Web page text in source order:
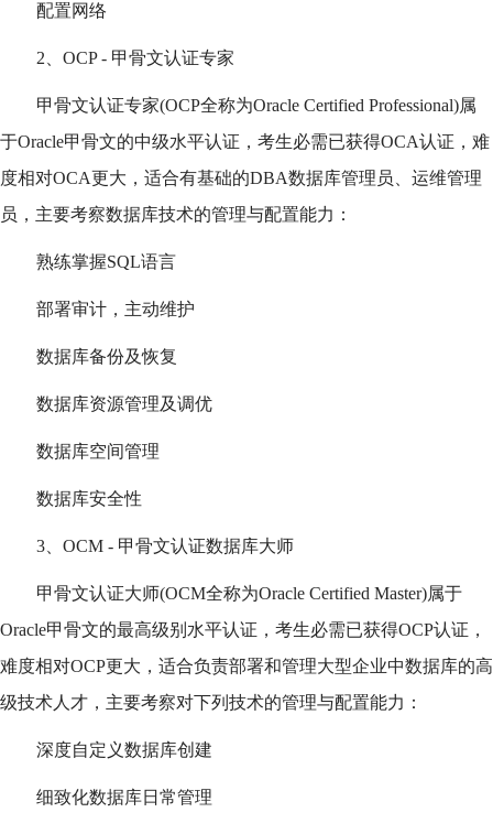
配置网络
2、OCP - 甲骨文认证专家
甲骨文认证专家(OCP全称为Oracle Certified Professional)属
于Oracle甲骨文的中级水平认证，考生必需已获得OCA认证，难
度相对OCA更大，适合有基础的DBA数据库管理员、运维管理
员，主要考察数据库技术的管理与配置能力：
熟练掌握SQL语言
部署审计，主动维护
数据库备份及恢复
数据库资源管理及调优
数据库空间管理
数据库安全性
3、OCM - 甲骨文认证数据库大师
甲骨文认证大师(OCM全称为Oracle Certified Master)属于
Oracle甲骨文的最高级别水平认证，考生必需已获得OCP认证，
难度相对OCP更大，适合负责部署和管理大型企业中数据库的高
级技术人才，主要考察对下列技术的管理与配置能力：
深度自定义数据库创建
细致化数据库日常管理